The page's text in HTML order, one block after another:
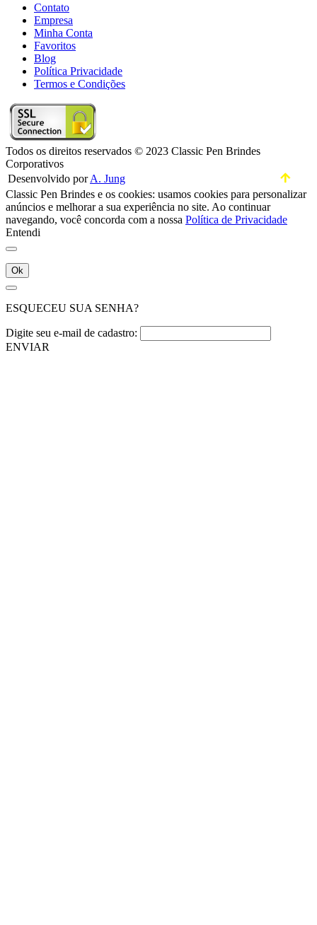
Contato
Empresa
Minha Conta
Favoritos
Blog
Política Privacidade
Termos e Condições
Todos os direitos reservados © 2023 Classic Pen Brindes
Corporativos
Desenvolvido porA. Jung
Classic Pen Brindes e os cookies: usamos cookies para personalizar
anúncios e melhorar a sua experiência no site. Ao continuar
navegando, você concorda com a nossa Política de Privacidade
Entendi
Ok
ESQUECEU SUA SENHA?
Digite seu e-mail de cadastro:
ENVIAR